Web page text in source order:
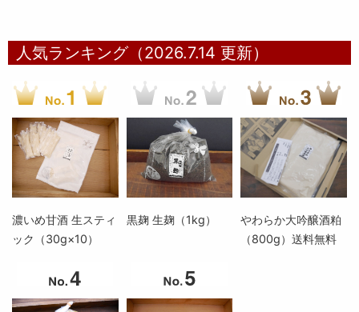
人気ランキング（2026.7.14 更新）
濃いめ甘酒 生スティ
ック（30g×10）
黒麹 生麹（1kg）
やわらか大吟醸酒粕
（800g）送料無料